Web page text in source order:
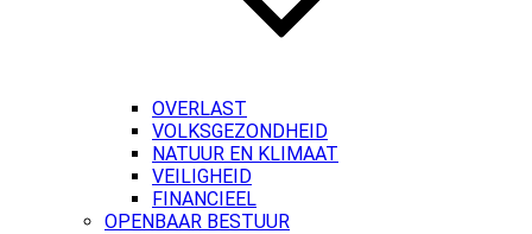
OVERLAST
VOLKSGEZONDHEID
NATUUR EN KLIMAAT
VEILIGHEID
FINANCIEEL
OPENBAAR BESTUUR